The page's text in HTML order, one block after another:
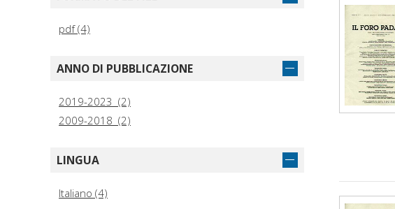
pdf (4)
ANNO DI PUBBLICAZIONE
2019-2023 (2)
2009-2018 (2)
LINGUA
Italiano (4)